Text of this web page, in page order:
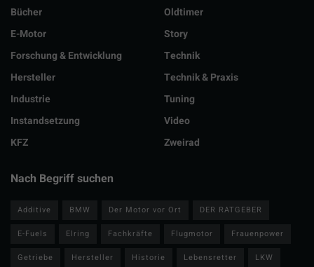
Bücher
E-Motor
Forschung & Entwicklung
Hersteller
Industrie
Instandsetzung
KFZ
Oldtimer
Story
Technik
Technik & Praxis
Tuning
Video
Zweirad
Nach Begriff suchen
Additive BMW Der Motor vor Ort
DER RATGEBER
E-Fuels
Elring Fachkräfte Flugmotor
Frauenpower
Getriebe
Hersteller Historie Lebensretter
LKW